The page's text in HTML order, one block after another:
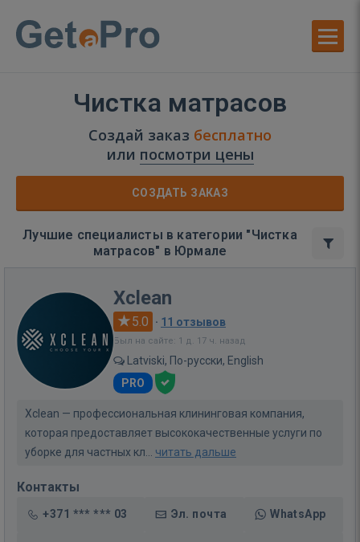
Чистка матрасов
Создай заказ бесплатно
или посмотри цены
СОЗДАТЬ ЗАКАЗ
Лучшие специалисты в категории "Чистка
матрасов" в Юрмале
Xclean
5.0 · 11 отзывов
Был на сайте: 1 д. 17 ч. назад
Latviski, По-русски, English
PRO
Xclean — профессиональная клининговая компания,
которая предоставляет высококачественные услуги по
уборке для частных кл... читать дальше
Контакты
+371 *** *** 03 Эл. почта WhatsApp